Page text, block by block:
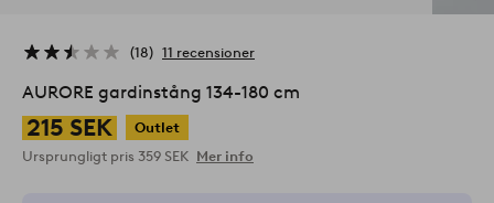
18 11 recensioner
AURORE gardinstång 134-180 cm
215 SEK
Outlet
Ursprungligt pris 359 SEK Mer info